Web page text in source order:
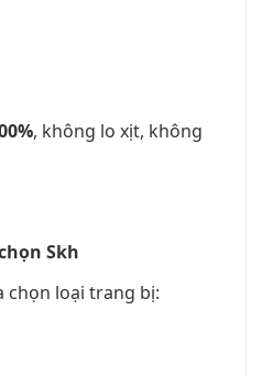
, không lo xịt, không
Skh
chọn loại trang bị: